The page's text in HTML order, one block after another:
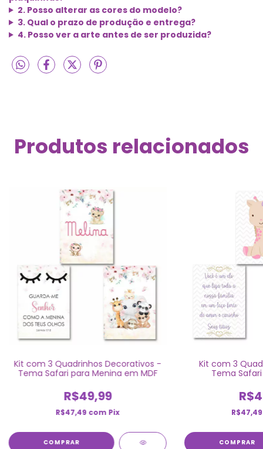
2. Posso alterar as cores do modelo?
3. Qual o prazo de produção e entrega?
4. Posso ver a arte antes de ser produzida?
Produtos relacionados
Kit com 3 Quadrinhos Decorativos -
Tema Safari para Menina em MDF
R$49,99
R$47,49 com Pix
COMPRAR
Kit com 3
Tema
COMPRAR